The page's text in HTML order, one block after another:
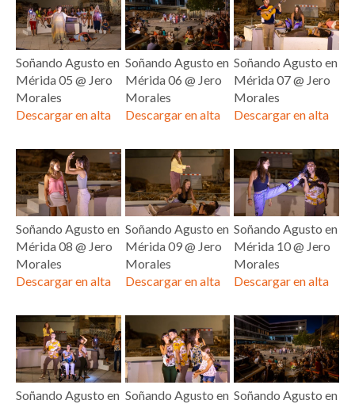
Soñando Agusto en
Mérida 05 @ Jero
Morales
Descargar en alta
Soñando Agusto en
Mérida 06 @ Jero
Morales
Descargar en alta
Soñando Agusto en
Mérida 07 @ Jero
Morales
Descargar en alta
Soñando Agusto en
Mérida 08 @ Jero
Morales
Descargar en alta
Soñando Agusto en
Mérida 09 @ Jero
Morales
Descargar en alta
Soñando Agusto en
Mérida 10 @ Jero
Morales
Descargar en alta
Soñando Agusto en Soñando Agusto en Soñando Agusto en